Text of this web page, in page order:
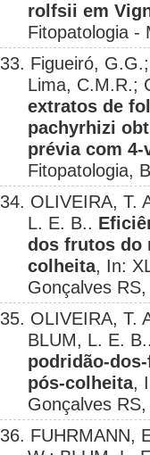
rolfsii em
Fitopatologia -
33. Figueiró,
Lima, C.M.R.;
extratos de
pachyrhizi
prévia com
Fitopatologia,
34. OLIVEIRA, T.
L. E. B..
dos frutos do
colheita, In:
Gonçalves
35. OLIVEIRA, T.
BLUM, L. E.
podridão-
pós-colheita,
Gonçalves
36. FUHRMANN,